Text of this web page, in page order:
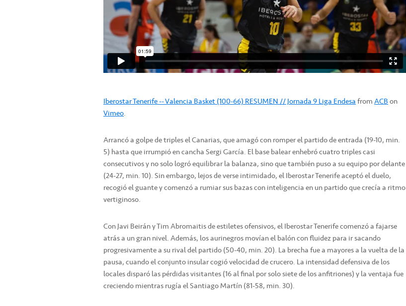
Iberostar Tenerife -- Valencia Basket (100-66) RESUMEN // Jornada 9 Liga EndesafromACBon
Vimeo.
Arrancó a golpe de triples el Canarias, que amagó con romper el partido de entrada (19-10, min.
5) hasta que irrumpió en cancha Sergi García. El base balear enhebró cuatro triples casi
consecutivos y no solo logró equilibrar la balanza, sino que también puso a su equipo por delante
(24-27, min. 10). Sin embargo, lejos de verse intimidado, el Iberostar Tenerife aceptó el duelo,
recogió el guante y comenzó a rumiar sus bazas con inteligencia en un partido que crecía a ritmo
vertiginoso.
Con Javi Beirán y Tim Abromaitis de estiletes ofensivos, el Iberostar Tenerife comenzó a fajarse
atrás a un gran nivel. Además, los aurinegros movían el balón con fluidez para ir sacando
progresivamente a su rival del partido (50-40, min. 20). La brecha fue a mayores a la vuelta de la
pausa, cuando el conjunto insular cogió velocidad de crucero. La intensidad defensiva de los
locales disparó las pérdidas visitantes (16 al final por solo siete de los anfitriones) y la ventaja fue
creciendo mientras rugía el Santiago Martín (81-58, min. 30).